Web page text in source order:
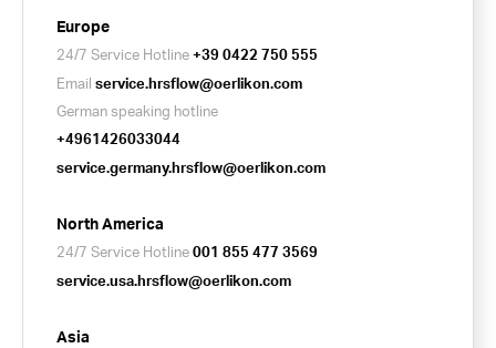
Europe
24/7 Service Hotline+39 0422 750 555
Email service.hrsflow@oerlikon.com
German speaking hotline
+4961426033044
service.germany.hrsflow@oerlikon.com
North America
24/7 Service Hotline001 855 477 3569
service.usa.hrsflow@oerlikon.com
Asia